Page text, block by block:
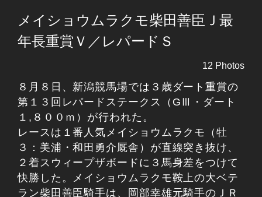
メイショウムラクモ柴田善臣Ｊ最
年長重賞Ｖ／レパードＳ
12 Photos
８月８日、新潟競馬場では３歳ダート重賞の
第１３回レパードステークス（GⅢ・ダート
１,８００ｍ）が行われた。
レースは１番人気メイショウムラクモ（牡
３：美浦・和田勇介厩舎）が直線突き抜け、
２着スウィープザボードに３馬身差をつけて
快勝した。メイショウムラクモ鞍上の大ベテ
ラン柴田善臣騎手は、岡部幸雄元騎手のＪＲ